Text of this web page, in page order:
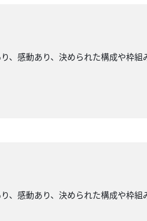
感動あり、決められた構成や枠組
感動あり、決められた構成や枠組